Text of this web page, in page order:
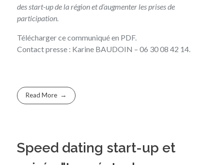
des start-up de la région et d’augmenter les prises de
participation.
Téléchargerce communiqué en PDF.
Contact presse : Karine BAUDOIN – 06 30 08 42 14.
Read More
Speed dating start-up et